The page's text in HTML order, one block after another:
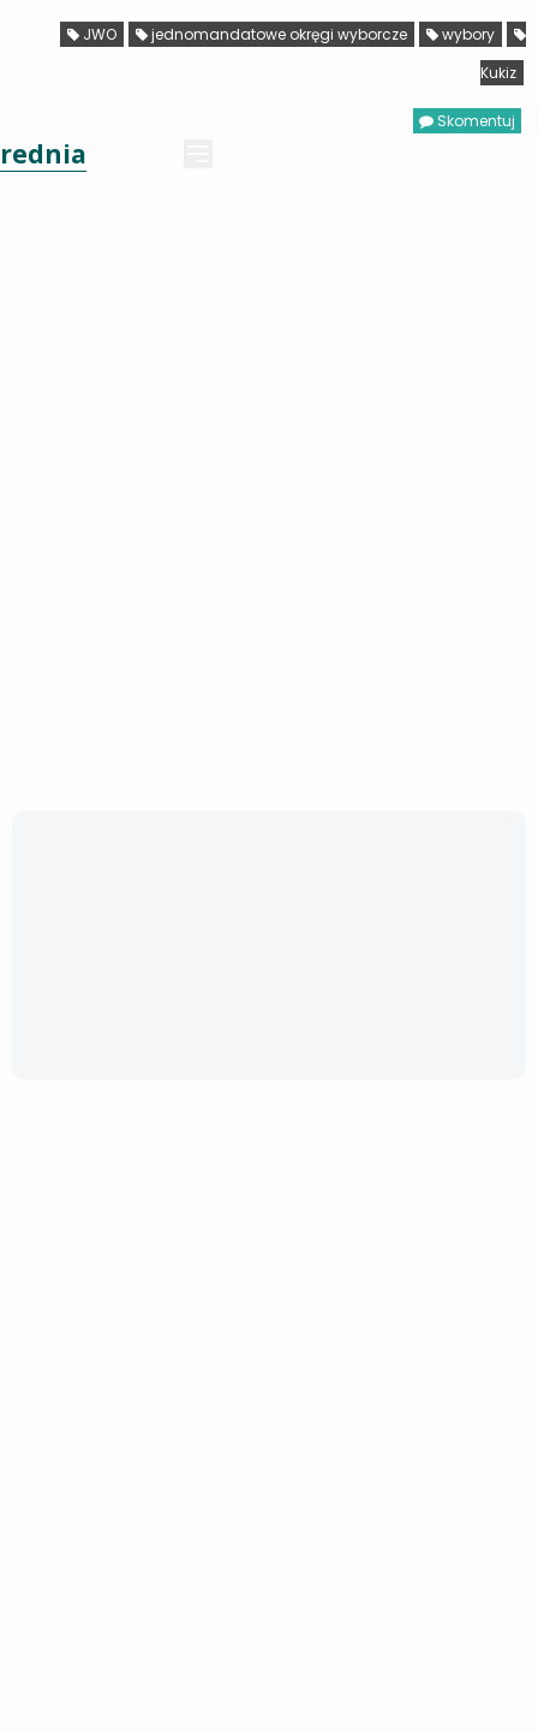
JWO jednomandatowe okręgi wyborcze
wybory
Kukiz
Skomentuj